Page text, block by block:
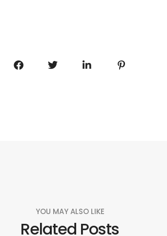
YOU MAY ALSO LIKE
Related Posts